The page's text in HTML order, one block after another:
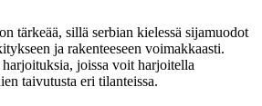
tärkeää, sillä serbian kielessä sijamuodot
ja rakenteeseen voimakkaasti.
harjoituksia, joissa voit harjoitella
taivutusta eri tilanteissa.